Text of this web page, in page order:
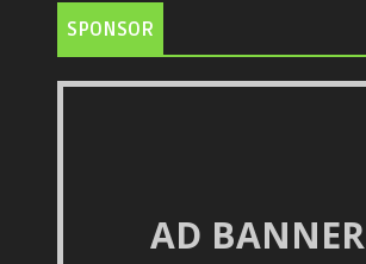
SPONSOR
AD BANNER